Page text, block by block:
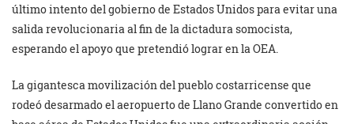
último intento del gobierno de Estados Unidos para evitar una
salida revolucionaria al fin de la dictadura somocista,
esperando el apoyo que pretendió lograr en la OEA.
La gigantesca movilización del pueblo costarricense que
rodeó desarmado el aeropuerto de Llano Grande convertido en